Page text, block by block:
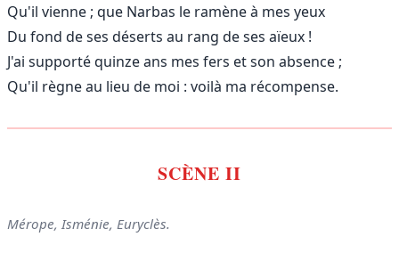
Qu'il vienne ; que Narbas le ramène à mes yeux
Du fond de ses déserts au rang de ses aïeux !
J'ai supporté quinze ans mes fers et son absence ;
Qu'il règne au lieu de moi : voilà ma récompense.
SCÈNE II
Mérope, Isménie, Euryclès.